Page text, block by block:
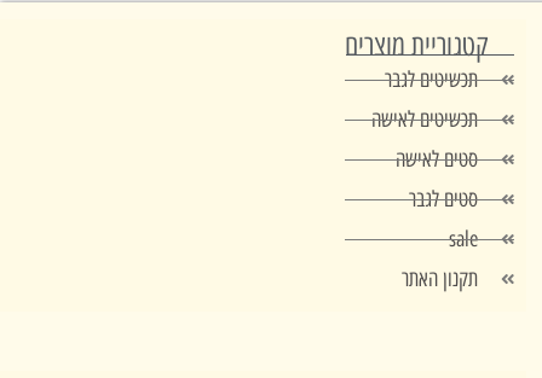
מוצרים
תכשיטים לגבר
תכשיטים לאישה
סטים לאישה
סטים לגבר
sale
תקנון האתר